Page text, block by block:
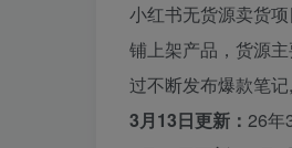
小红书无货源卖货
铺上架产品，货源
过不断发布爆款笔记
3月13日更新： 26年